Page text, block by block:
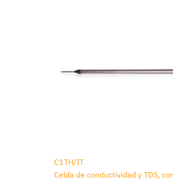
C1TH/IT
Celda de conductividad y TDS,